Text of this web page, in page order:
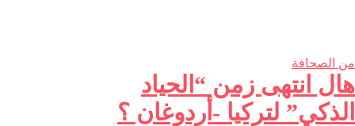
من الصحافة
هال انتهى زمن “الحياد
الذكي” لتركيا -أردوغان ؟